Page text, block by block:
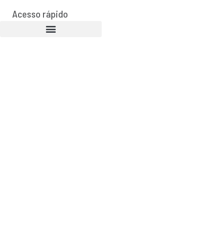
Acesso rápido